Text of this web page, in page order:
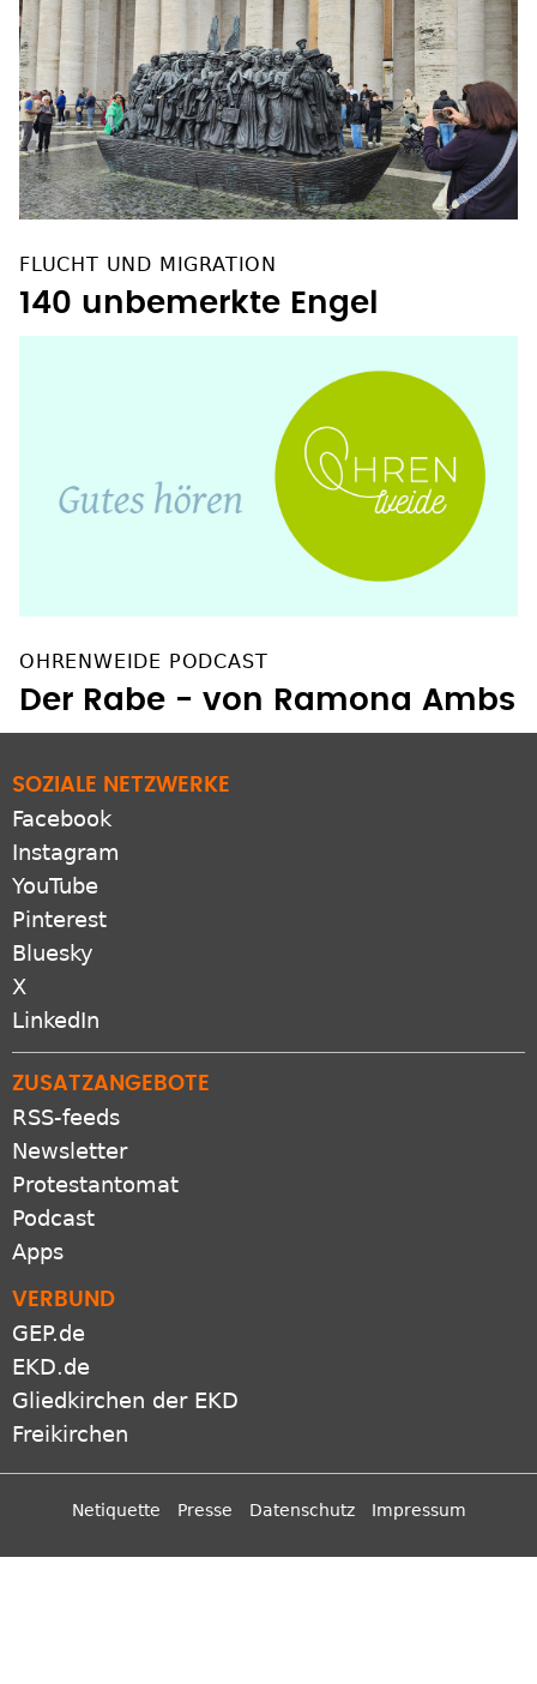
FLUCHT UND MIGRATION
140 unbemerkte Engel
Der Rabe - von Ramona Ambs
SOZIALE NETZWERKE
Facebook
Instagram
ZUSATZANGEBOTE
RSS-feeds
Newsletter
VERBUND
GEP.de
EKD.de
Netiquette Presse